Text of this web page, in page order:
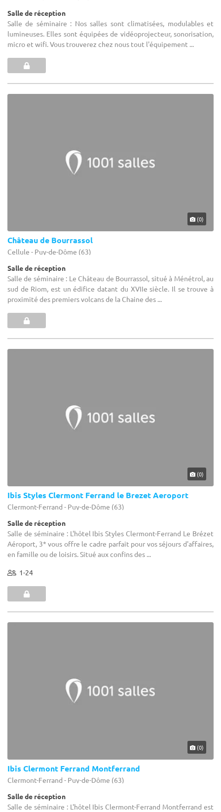
Salle de réception
Salle de séminaire : Nos salles sont climatisées, modulables et
lumineuses. Elles sont équipées de vidéoprojecteur, sonorisation,
micro et wifi. Vous trouverez chez nous tout l'équipement ...
(0)
Château de Bourrassol
Cellule - Puy-de-Dôme (63)
Salle de réception
Salle de séminaire : Le Château de Bourrassol, situé à Ménétrol, au
sud de Riom, est un édifice datant du XVIIe siècle. Il se trouve à
proximité des premiers volcans de la Chaine des ...
(0)
Ibis Styles Clermont Ferrand le Brezet Aeroport
Clermont-Ferrand - Puy-de-Dôme (63)
Salle de réception
Salle de séminaire : L'hôtel Ibis Styles Clermont-Ferrand Le Brézet
Aéroport, 3* vous offre le cadre parfait pour vos séjours d'affaires,
en famille ou de loisirs. Situé aux confins des ...
1-24
(0)
Ibis Clermont Ferrand Montferrand
Clermont-Ferrand - Puy-de-Dôme (63)
Salle de réception
Salle de séminaire : L'hôtel Ibis Clermont-Ferrand Montferrand est